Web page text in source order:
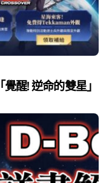
醒! 逆命的雙星」